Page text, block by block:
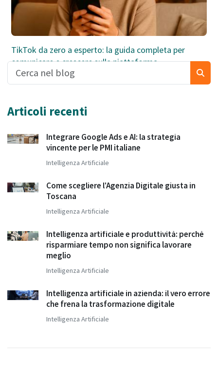
TikTok da zero a esperto: la guida completa per
comunicare e crescere sulla piattaforma
Articoli recenti
Integrare Google Ads e AI: la strategia
vincente per le PMI italiane
Intelligenza Artificiale
Come scegliere l'Agenzia Digitale giusta in
Toscana
Intelligenza Artificiale
Intelligenza artificiale e produttività: perché
risparmiare tempo non significa lavorare
meglio
Intelligenza Artificiale
Intelligenza artificiale in azienda: il vero errore
che frena la trasformazione digitale
Intelligenza Artificiale